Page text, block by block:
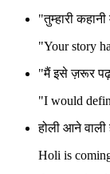
"तुम्हारी
"Your story
"मैं इसे ज़रूर
"I would
होली आने
Holi is